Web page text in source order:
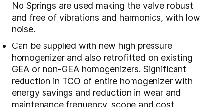
No Springs are used making the valve robust
and free of vibrations and harmonics, with low
noise.
Can be supplied with new high pressure
homogenizer and also retrofitted on existing
GEA or non-GEA homogenizers. Significant
reduction in TCO of entire homogenizer with
energy savings and reduction in wear and
maintenance frequency, scope and cost.